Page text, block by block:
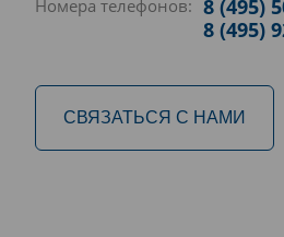
Номера телефонов: 8 (495)
8 (495)
СВЯЗАТЬСЯ С НАМИ